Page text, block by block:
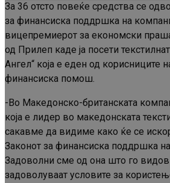
За 36 отсто повеќе средства се
за финансиска поддршка на
вицепремиерот за економски
од Прилеп каде ја посети
Ангел“ која е еден од корисниците
финансиска помош.
-Во Македонско-британската
која е лидер во македонската
сакавме да видиме како ќе се
Законот за финансиска поддршка
Задоволни сме од она што го
задоволуваат условите за